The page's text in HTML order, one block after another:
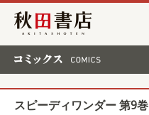
秋田書店
スピーディワンダー 第9巻